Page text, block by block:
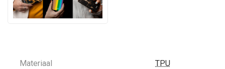
Materiaal TPU